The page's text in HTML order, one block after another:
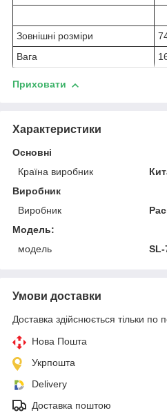
Зовнішні розміри
Вага
Приховати
Характеристики
Основні
Країна виробник
Виробник
Виробник
Модель:
модель
Умови доставки
Доставка здійснюється тільки по
Нова Пошта
Укрпошта
Delivery
Доставка поштою